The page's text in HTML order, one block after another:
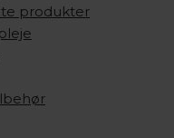
produkter